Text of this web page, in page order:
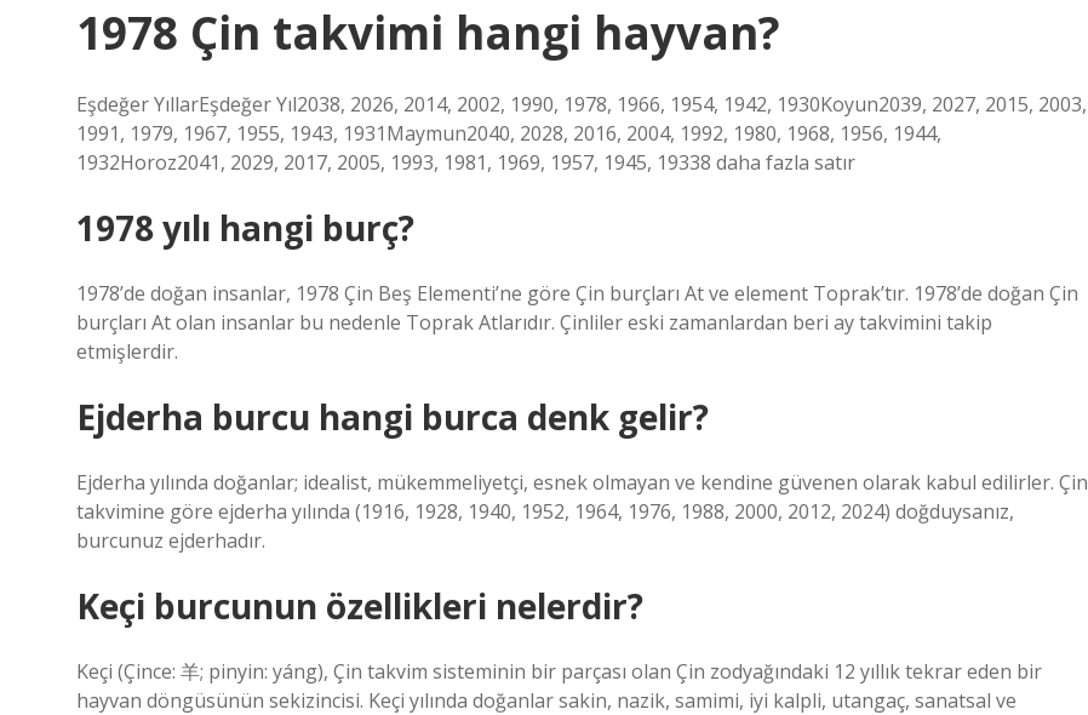
1978 Çin takvimi hangi hayvan?
Eşdeğer YıllarEşdeğer Yıl2038, 2026, 2014, 2002, 1990, 1978, 1966, 1954, 1942, 1930Koyun2039, 2027, 2015, 2003,
1991, 1979, 1967, 1955, 1943, 1931Maymun2040, 2028, 2016, 2004, 1992, 1980, 1968, 1956, 1944,
1932Horoz2041, 2029, 2017, 2005, 1993, 1981, 1969, 1957, 1945, 19338 daha fazla satır
1978 yılı hangi burç?
1978’de doğan insanlar, 1978 Çin Beş Elementi’ne göre Çin burçları At ve element Toprak’tır. 1978’de doğan Çin
burçları At olan insanlar bu nedenle Toprak Atlarıdır. Çinliler eski zamanlardan beri ay takvimini takip
etmişlerdir.
Ejderha burcu hangi burca denk gelir?
Ejderha yılında doğanlar; idealist, mükemmeliyetçi, esnek olmayan ve kendine güvenen olarak kabul edilirler. Çin
takvimine göre ejderha yılında (1916, 1928, 1940, 1952, 1964, 1976, 1988, 2000, 2012, 2024) doğduysanız,
burcunuz ejderhadır.
Keçi burcunun özellikleri nelerdir?
Keçi (Çince: 羊; pinyin: yáng), Çin takvim sisteminin bir parçası olan Çin zodyağındaki 12 yıllık tekrar eden bir
hayvan döngüsünün sekizincisi. Keçi yılında doğanlar sakin, nazik, samimi, iyi kalpli, utangaç, sanatsal ve